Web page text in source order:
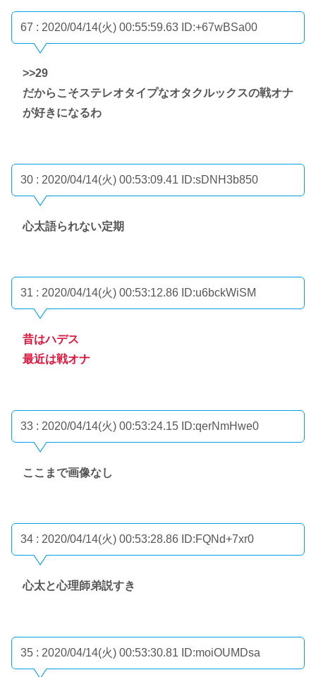
67 : 2020/04/14(火) 00:55:59.63 ID:+67wBSa00
>>29
だからこそステレオタイプなオタクルックスの戦オナ
が好きになるわ
30 : 2020/04/14(火) 00:53:09.41 ID:sDNH3b850
心太語られない定期
31 : 2020/04/14(火) 00:53:12.86 ID:u6bckWiSM
昔はハデス
最近は戦オナ
33 : 2020/04/14(火) 00:53:24.15 ID:qerNmHwe0
ここまで画像なし
34 : 2020/04/14(火) 00:53:28.86 ID:FQNd+7xr0
心太と心理師弟説すき
35 : 2020/04/14(火) 00:53:30.81 ID:moiOUMDsa